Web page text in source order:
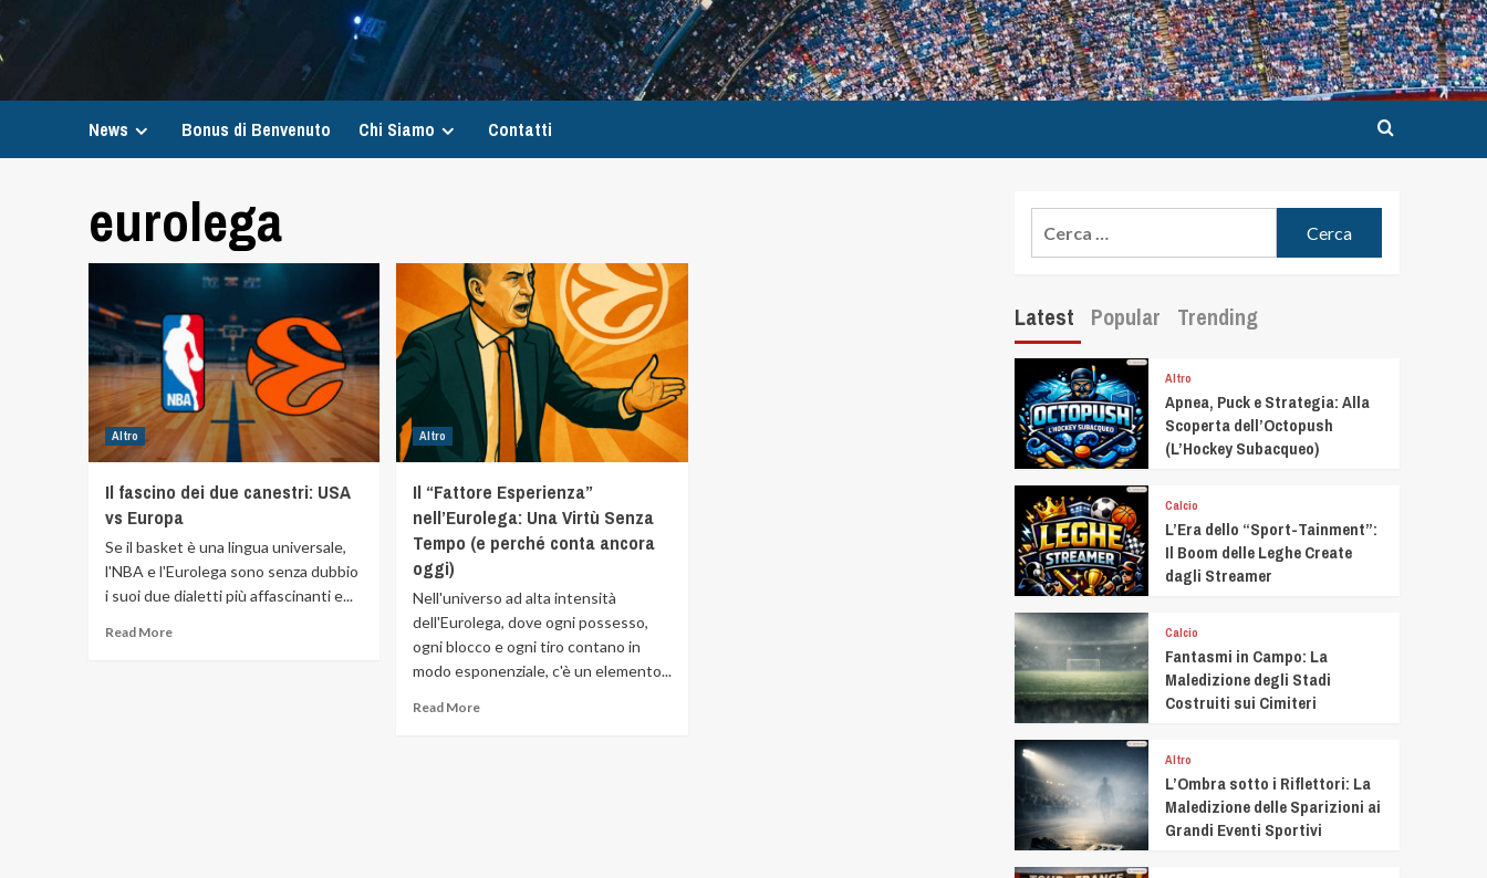
News Bonus di Benvenuto Chi Siamo Contatti
eurolega
Altro
Il fascino dei due canestri: USA
vs Europa
Se il basket è una lingua universale,
l'NBA e l'Eurolega sono senza dubbio
i suoi due dialetti più affascinanti e...
Read More
Altro
Il “Fattore Esperienza”
nell’Eurolega: Una Virtù Senza
Tempo (e perché conta ancora
oggi)
Nell'universo ad alta intensità
dell'Eurolega, dove ogni possesso,
ogni blocco e ogni tiro contano in
modo esponenziale, c'è un elemento...
Read More
Latest Popular Trending
Altro
Apnea, Puck e Strategia: Alla
Scoperta dell’Octopush
(L’Hockey Subacqueo)
Calcio
L’Era dello “Sport-Tainment”:
Il Boom delle Leghe Create
dagli Streamer
Calcio
Fantasmi in Campo: La
Maledizione degli Stadi
Costruiti sui Cimiteri
Altro
L’Ombra sotto i Riflettori: La
Maledizione delle Sparizioni ai
Grandi Eventi Sportivi